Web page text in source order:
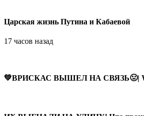
Царская жизнь Путина и Кабаевой
17 часов назад
💚ВРИСКАС ВЫШЕЛ НА СВЯЗЬ🤢|